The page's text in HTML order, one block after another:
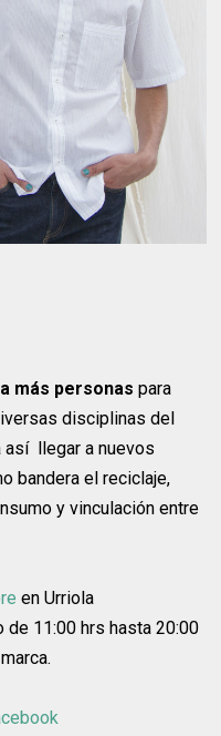
más personas para
disciplinas del
así llegar a nuevos
bandera el reciclaje,
y vinculación entre
en Urriola
de 11:00 hrs hasta 20:00